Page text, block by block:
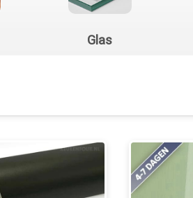
Glas